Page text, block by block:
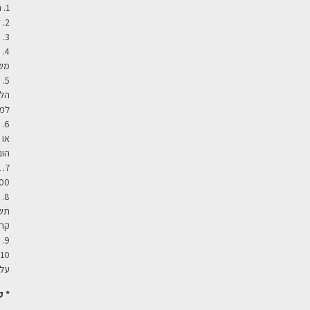
1. תשלום המשלוח והרכבה יבוצע ישירות מהלקוח למוביל בעת האספקה
2. זמן אספקת המחסן הינו עד 14 ימי עסקים.
3. הגישה למקום ההרכבה צריכה להיות פנויה ובטיחותיות
100 ₪
קרקע
9. מנוף: במידה ויהיה צורך בהזמנת מנוף תחול עלות המנוף על הלקוח
*